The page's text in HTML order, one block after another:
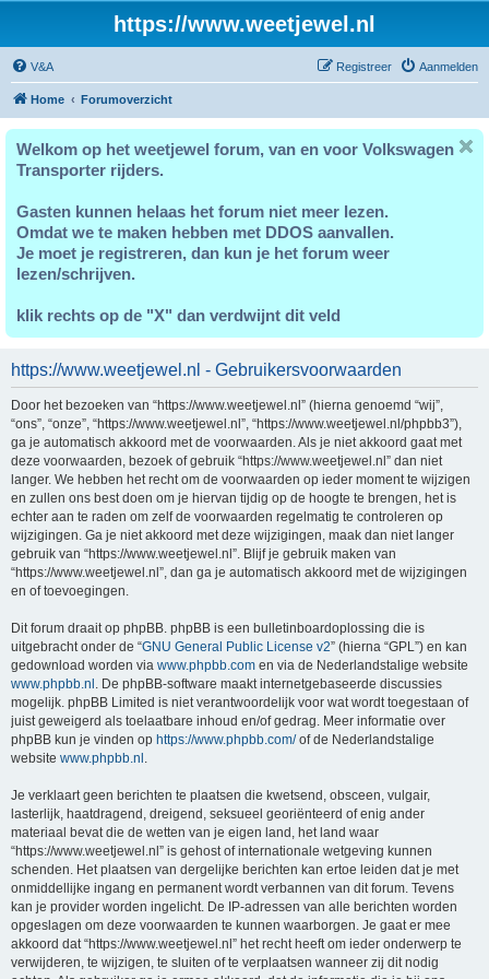
https://www.weetjewel.nl
V&A Aanmelden
Registreer
Home Forumoverzicht
Welkom op het weetjewel forum, van en voor Volkswagen
Transporter rijders.
Gasten kunnen helaas het forum niet meer lezen.
Omdat we te maken hebben met DDOS aanvallen.
Je moet je registreren, dan kun je het forum weer
lezen/schrijven.
klik rechts op de "X" dan verdwijnt dit veld
https://www.weetjewel.nl - Gebruikersvoorwaarden
Door het bezoeken van “https://www.weetjewel.nl” (hierna genoemd “wij”,
“ons”, “onze”, “https://www.weetjewel.nl”, “https://www.weetjewel.nl/phpbb3”),
ga je automatisch akkoord met de voorwaarden. Als je niet akkoord gaat met
deze voorwaarden, bezoek of gebruik “https://www.weetjewel.nl” dan niet
langer. We hebben het recht om de voorwaarden op ieder moment te wijzigen
en zullen ons best doen om je hiervan tijdig op de hoogte te brengen, het is
echter aan te raden om zelf de voorwaarden regelmatig te controleren op
wijzigingen. Ga je niet akkoord met deze wijzigingen, maak dan niet langer
gebruik van “https://www.weetjewel.nl”. Blijf je gebruik maken van
“https://www.weetjewel.nl”, dan ga je automatisch akkoord met de wijzigingen
en of toevoegingen.
Dit forum draait op phpBB. phpBB is een bulletinboardoplossing die is
uitgebracht onder de “GNU General Public License v2” (hierna “GPL”) en kan
gedownload worden via www.phpbb.com en via de Nederlandstalige website
www.phpbb.nl . De phpBB-software maakt internetgebaseerde discussies
mogelijk. phpBB Limited is niet verantwoordelijk voor wat wordt toegestaan of
juist geweigerd als toelaatbare inhoud en/of gedrag. Meer informatie over
phpBB kun je vinden op https://www.phpbb.com/of de Nederlandstalige
website www.phpbb.nl .
Je verklaart geen berichten te plaatsen die kwetsend, obsceen, vulgair,
lasterlijk, haatdragend, dreigend, seksueel georiënteerd of enig ander
materiaal bevat die de wetten van je eigen land, het land waar
“https://www.weetjewel.nl” is gehost of internationale wetgeving kunnen
schenden. Het plaatsen van dergelijke berichten kan ertoe leiden dat je met
onmiddellijke ingang en permanent wordt verbannen van dit forum. Tevens
kan je provider worden ingelicht. De IP-adressen van alle berichten worden
opgeslagen om deze voorwaarden te kunnen waarborgen. Je gaat er mee
akkoord dat “https://www.weetjewel.nl” het recht heeft om ieder onderwerp te
verwijderen, te wijzigen, te sluiten of te verplaatsen wanneer zij dit nodig